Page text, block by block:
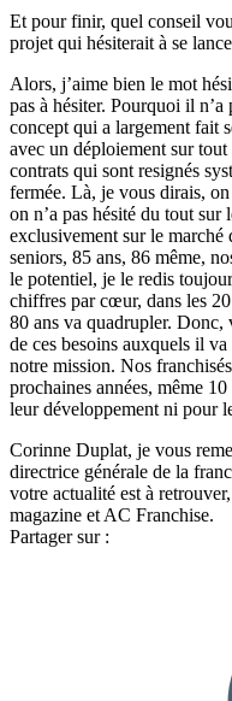
Et pour finir, quel conseil
projet qui hésiterait à se
Alors, j’aime bien le mot
pas à hésiter. Pourquoi il n’a
concept qui a largement fait
avec un déploiement sur
contrats qui sont resignés
fermée. Là, je vous dirais, on
on n’a pas hésité du tout sur
exclusivement sur le marché
seniors, 85 ans, 86 même,
le potentiel, je le redis
chiffres par cœur, dans les
80 ans va quadrupler. Donc,
de ces besoins auxquels il
notre mission. Nos
prochaines années, même
leur développement ni pour
Corinne Duplat, je vous
directrice générale de la
votre actualité est à
magazine et AC Franchise.
Partager sur :